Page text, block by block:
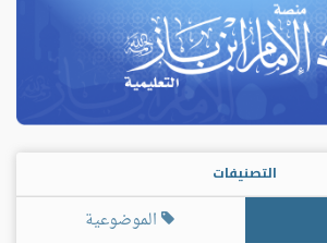
التصنيفات
الموضوعية